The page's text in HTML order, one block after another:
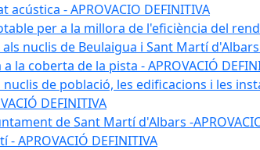
- APROVACIO DEFINITIVA
per a la millora de l'eficiència del
nuclis de Beulaigua i Sant Martí d'Albars
coberta de la pista - APROVACIÓ
de població, les edificacions i les
DEFINITIVA
de Sant Martí d'Albars -
APROVACIÓ DEFINITIVA